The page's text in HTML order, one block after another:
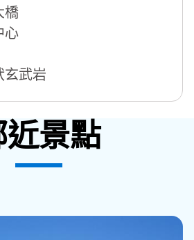
橋
心
玄武岩
景點